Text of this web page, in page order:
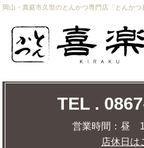
TEL .
営業時間：昼
店休日は
岡山・真庭市久世のとんかつ専門店「とんかつ
TEL .
営業時間： 昼
店休日は